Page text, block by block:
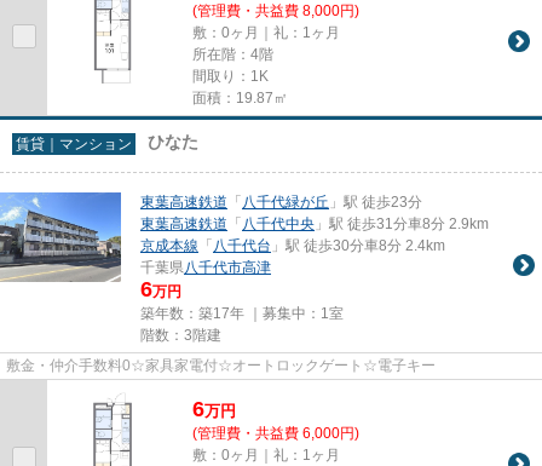
(管理費・共益費 8,000円)
敷：0ヶ月｜礼：1ヶ月
所在階：4階
間取り：1K
面積：19.87㎡
賃貸｜マンション ひなた
東葉高速鉄道 「 八千代緑が丘 」駅 徒歩23分
東葉高速鉄道 「 八千代中央 」駅 徒歩31分車8分 2.9km
京成本線 「 八千代台 」駅 徒歩30分車8分 2.4km
千葉県八千代市高津
6万円
築年数：築17年 ｜募集中： 1室
階数：3階建
敷金・仲介手数料0☆家具家電付☆オートロックゲート☆電子キー
6万円
(管理費・共益費 6,000円)
敷：0ヶ月｜礼：1ヶ月